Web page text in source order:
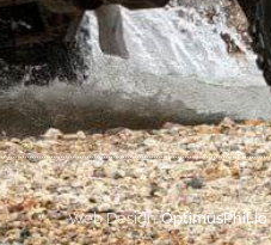
Web Design:OptimusPhil.io